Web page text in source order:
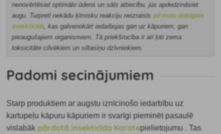
nenovērtēsiet optimālo ūdens un sāls attiecību, jūs apdedzināsiet
augu. Turpretī nekādu ķīmisku reakciju neizraisīspirmais dabīgais
insekticīds, kas galvenokārt iedarbojas gan uz kāpuriem, gan
pieaugušajiem organismiem. Tā priekšrocība ir arī ļoti zema
toksicitāte cilvēkiem un siltasiņu dzīvniekiem.
Padomi secinājumiem
Starp produktiem ar augstu iznīcinošo iedarbību uz
kartupeļu kāpuru kāpuriem ir svarīgi pieminēt pasaulē
vislabākpārdotā insekticīda Karatepielietojumu . Tas